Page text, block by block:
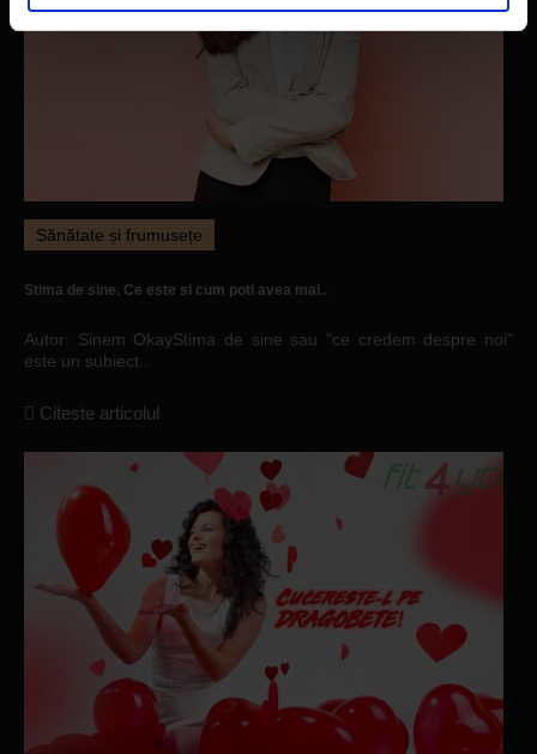
Sănătate și frumusețe
Stima de sine. Ce este si cum poti avea mai..
Autor: Sinem OkayStima de sine sau "ce credem despre noi"
este un subiect..
Citeste articolul